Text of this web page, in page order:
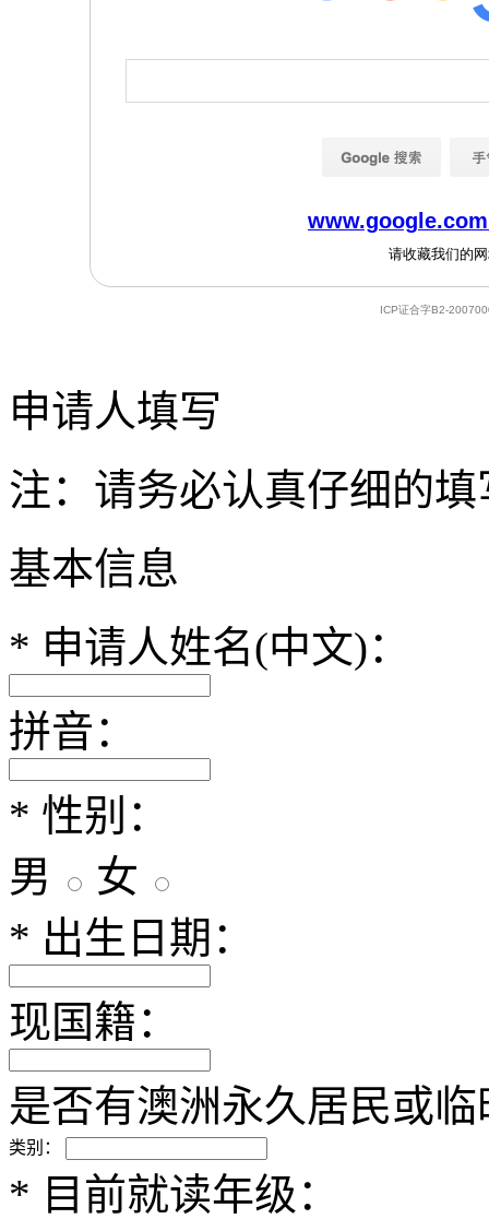
申请人填写
注：请务必认真仔细的
基本信息
* 申请人姓名(中文)：
拼音：
* 性别：
男
女
* 出生日期：
现国籍：
是否有澳洲永久居民或
类别：
* 目前就读年级：